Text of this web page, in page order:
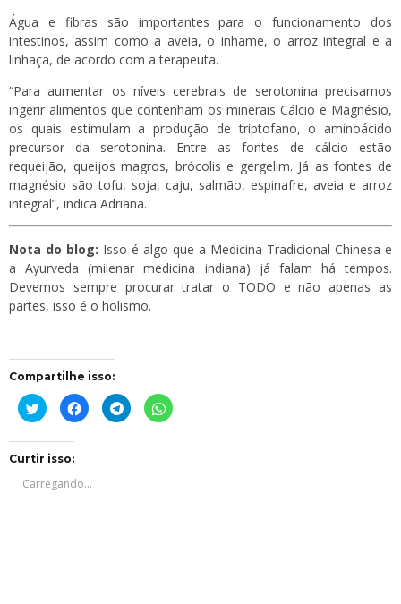
Água e fibras são importantes para o funcionamento dos
intestinos, assim como a aveia, o inhame, o arroz integral e a
linhaça, de acordo com a terapeuta.
“Para aumentar os níveis cerebrais de serotonina precisamos
ingerir alimentos que contenham os minerais Cálcio e Magnésio,
os quais estimulam a produção de triptofano, o aminoácido
precursor da serotonina. Entre as fontes de cálcio estão
requeijão, queijos magros, brócolis e gergelim. Já as fontes de
magnésio são tofu, soja, caju, salmão, espinafre, aveia e arroz
integral”, indica Adriana.
Nota do blog: Isso é algo que a Medicina Tradicional Chinesa e
a Ayurveda (milenar medicina indiana) já falam há tempos.
Devemos sempre procurar tratar o TODO e não apenas as
partes, isso é o holismo.
Compartilhe isso:
Clique
para
compartilhar
em
janela)
Clique
para
compartilhar
janela)
Clique
para
compartilhar
Clique
para
Curtir isso:
Carregando...